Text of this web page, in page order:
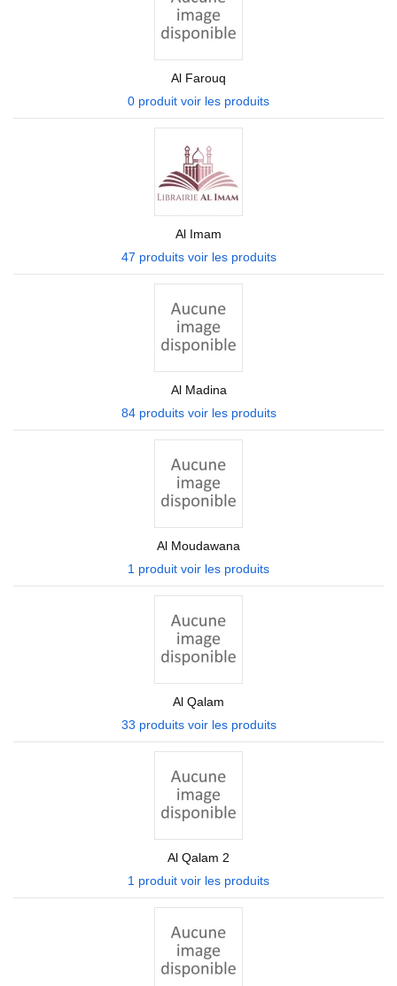
Al Farouq
0 produit voir les produits
Al Imam
47 produits voir les produits
Al Madina
84 produits voir les produits
Al Moudawana
1 produit voir les produits
Al Qalam
33 produits voir les produits
Al Qalam 2
1 produit voir les produits